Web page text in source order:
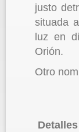
justo
situada
luz en
Orión.
Otro